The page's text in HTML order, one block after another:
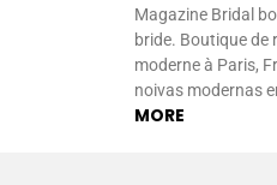
Magazine Bridal
bride. Boutique de
moderne à Paris,
noivas modernas
MORE